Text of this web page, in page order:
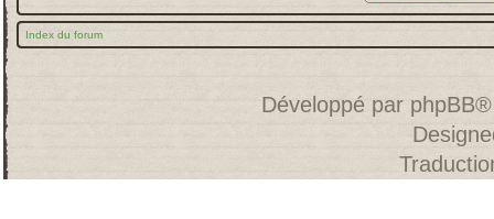
Index du forum
Développé par phpBB®